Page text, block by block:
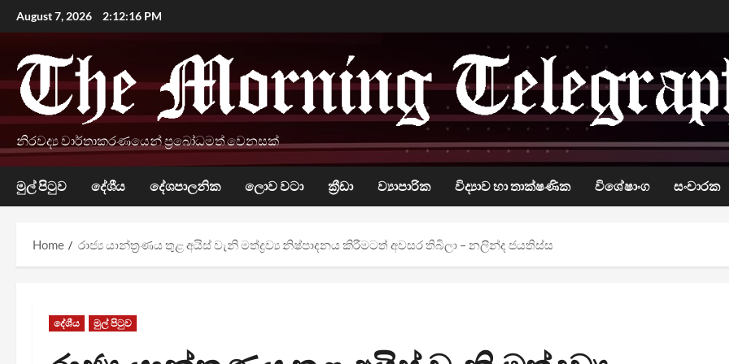
Skip
to
content
August 7, 2026 2:12:17 PM
නිරවද්‍ය වාර්තාකරණයෙන් ප්‍රබෝධමත් වෙනසක්
මුල් පිටුව දේශීය දේශපාලනික ලොව වටා ක්‍රීඩා ව්‍යාපාරික විද්‍යාව හා තාක්ෂණික විශේෂාංග සංචාරක
Home රාජ්‍ය යාන්ත්‍රණය තුළ අයිස් වැනි මත්ද්‍රව්‍ය නිෂ්පාදනය කිරීමටත් අවසර තිබිලා – නලින්ද ජයතිස්ස
දේශීය මුල් පිටුව